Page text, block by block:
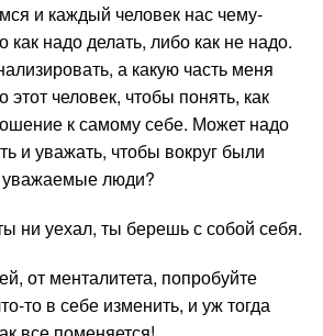
и каждый человек нас чему-
как надо делать, либо как не надо.
а какую часть меня
человек, чтобы понять, как
к самому себе. Может надо
и уважать, чтобы вокруг были
люди?
ни уехал, ты берешь с собой себя.
от менталитета, попробуйте
то в себе изменить, и уж тогда